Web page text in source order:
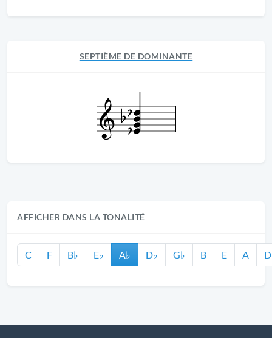
SEPTIÈME DE DOMINANTE
AFFICHER DANS LA TONALITÉ
C F B♭ E♭ A♭ D♭ G♭ B E A D